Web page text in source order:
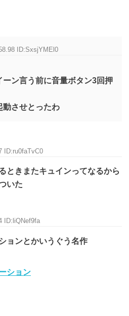
ID:SxsjYMEl0
ーン言う前に音量ボタン3回押
動させとったわ
ID:ru0faTvC0
ときまたキュインってなるから
いた
ID:liQNef9fa
ョンとかいうぐう名作